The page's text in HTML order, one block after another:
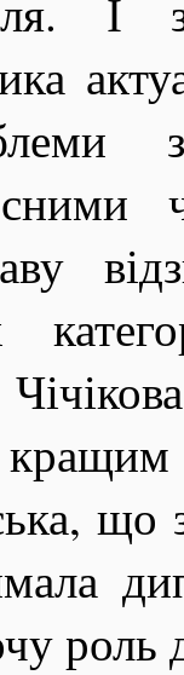
І
що
роль